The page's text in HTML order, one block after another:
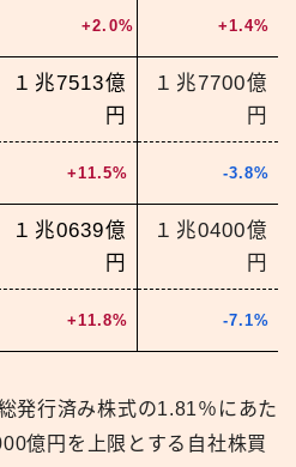
+2.0% +1.4%
１兆7513億
円
１兆7700億
円
+11.5% -3.8%
１兆0639億
円
１兆0400億
円
+11.8% -7.1%
発行済み株式の1.81％にあた
億円を上限とする自社株買